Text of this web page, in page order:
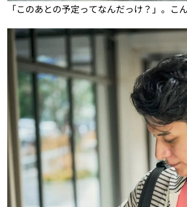
「このあとの予定ってなんだっけ？」。